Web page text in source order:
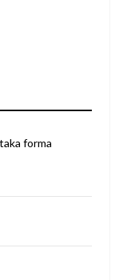
forma